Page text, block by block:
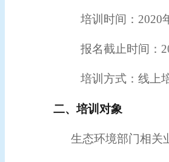
培训时间：2020
报名截止时间：
培训方式：线上
二、培训对象
生态环境部门相关